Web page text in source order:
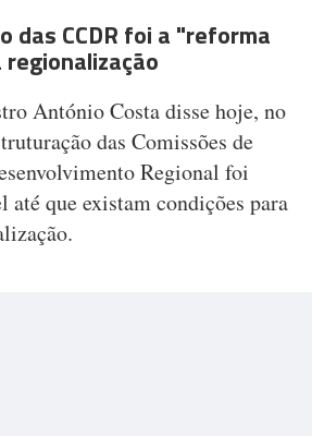
das CCDR foi a "reforma
António Costa disse hoje, no
das Comissões de
Regional foi
até que existam condições para